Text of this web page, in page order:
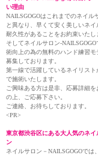
い理由
NAILSGOGOはこれまでのネイル
と異なり、早くて安く美しいネイ
耐久性があることをお約束いたし
そしてネイルサロン-NAILSGOGO
術向上の為の無料のハンド練習モ
募集しております。
第一線で活躍しているネイリスト
で施術いたします。
ご興味ある方は是非、応募詳細を
の上、ご応募下さい。
ご連絡、お待ちしております。
<PR>
東京都渋谷区にある大人気のネイ
ン
ネイルサロン－NAILSGOGOでは